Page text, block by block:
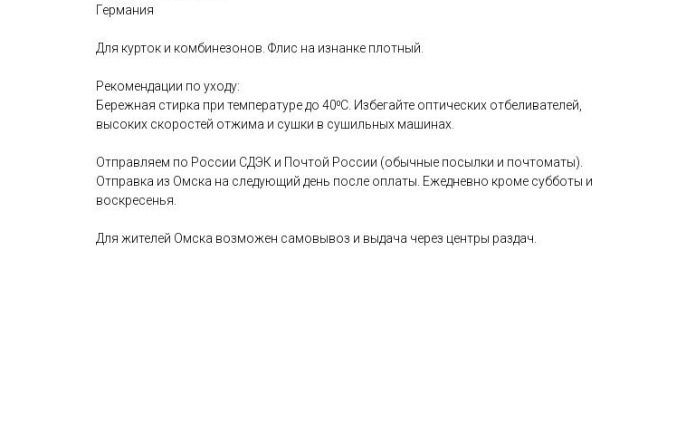
Германия
Для курток и комбинезонов. Флис на изнанке плотный.
Рекомендации по уходу:
Бережная стирка при температуре до 40⁰С. Избегайте оптических отбеливателей,
высоких скоростей отжима и сушки в сушильных машинах.
Отправляем по России СДЭК и Почтой России (обычные посылки и почтоматы).
Отправка из Омска на следующий день после оплаты. Ежедневно кроме субботы и
воскресенья.
Для жителей Омска возможен самовывоз и выдача через центры раздач.